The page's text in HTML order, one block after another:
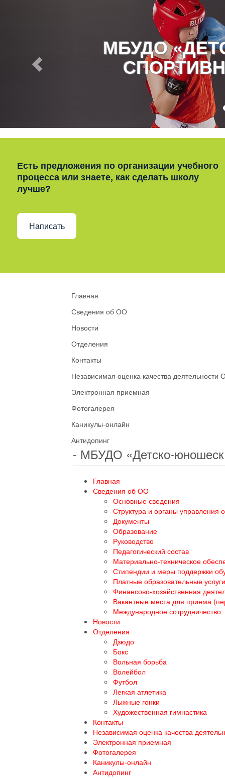
МБУДО
Есть предложения по организации учебного
процесса или знаете, как сделать школу
лучше?
Написать
Главная
Сведения об ОО
Новости
Отделения
Контакты
Независимая оценка качества деятельности
Электронная приемная
Фотогалерея
Каникулы-онлайн
Антидопинг
- МБУДО «Детско-
Главная
Сведения об ОО
Основные сведения
Структура и органы управления
Документы
Образование
Руководство
Педагогический состав
Материально-техническое
Стипендии и меры поддержки
Платные образовательные услуги
Финансово-хозяйственная
Вакантные места для приема
Международное сотрудничество
Новости
Отделения
Дзюдо
Бокс
Вольная борьба
Волейбол
Футбол
Легкая атлетика
Лыжные гонки
Художественная гимнастика
Контакты
Независимая оценка качества
Электронная приемная
Фотогалерея
Каникулы-онлайн
Антидопинг